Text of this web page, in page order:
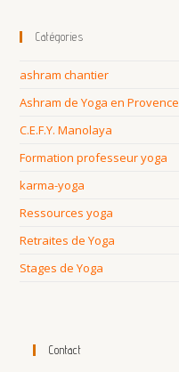
Catégories
ashram chantier
Ashram de Yoga en Provence
C.E.F.Y. Manolaya
Formation professeur yoga
karma-yoga
Ressources yoga
Retraites de Yoga
Stages de Yoga
Contact